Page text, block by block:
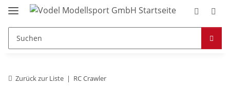
Zurück zur Liste RC Crawler